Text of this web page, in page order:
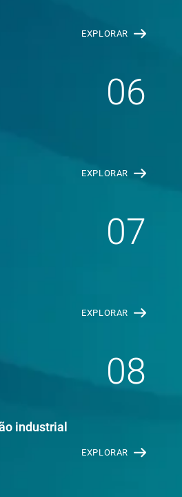
EXPLORAR
06
EXPLORAR
07
EXPLORAR
08
industrial
EXPLORAR